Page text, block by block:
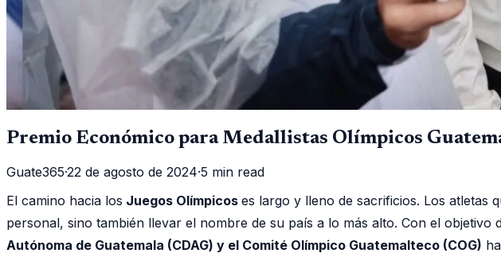
Premio Económico para Medallistas Olímpicos
Guate365·22 de agosto de 2024·5 min read
El camino hacia los Juegos Olímpicos es largo y lleno de sacrificios. Los atletas
personal, sino también llevar el nombre de su país a lo más alto. Con el
Autónoma de Guatemala (CDAG) y el Comité Olímpico Guatemalteco (COG)